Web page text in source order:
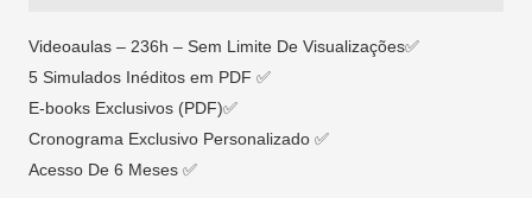
Videoaulas – 236h – Sem Limite De Visualizações✅
5 Simulados Inéditos em PDF ✅
E-books Exclusivos (PDF)✅
Cronograma Exclusivo Personalizado ✅
Acesso De 6 Meses ✅